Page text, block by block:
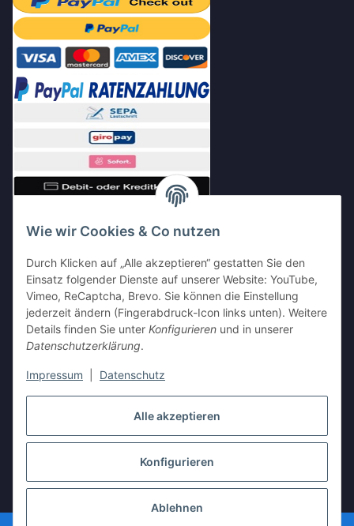
Alle akzeptieren
Konfigurieren
Ablehnen
Wie wir Cookies & Co nutzen
Durch Klicken auf „Alle akzeptieren“ gestatten Sie den
Einsatz folgender Dienste auf unserer Website: YouTube,
Vimeo, ReCaptcha, Brevo. Sie können die Einstellung
jederzeit ändern (Fingerabdruck-Icon links unten). Weitere
Details finden Sie unter Konfigurieren und in unserer
Datenschutzerklärung.
Impressum Datenschutz
Shop Partnerseiten
Vertrag widerrufen
* Alle Preise inkl. gesetzlicher USt., zzgl.Versand